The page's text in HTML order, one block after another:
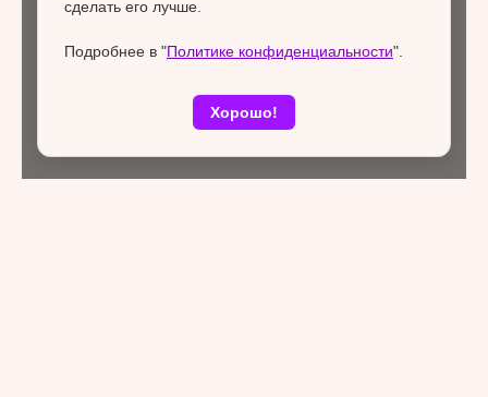
сделать его лучше.
Подробнее в "Политике конфиденциальности".
Хорошо!